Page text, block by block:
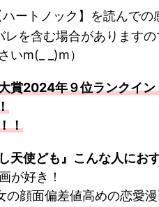
ートノック】を読んでの
レを含む場合があります
いm(_ _)m）
賞2024年９位ランクイン
！
天使ども』こんな人におす
が好き！
顔面偏差値高めの恋愛漫